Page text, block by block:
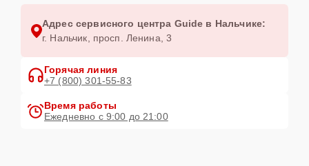
Адрес сервисного центра Guide в Нальчике:
г. Нальчик, просп. Ленина, 3
Горячая линия
+7 (800) 301-55-83
Время работы
Ежедневно с 9:00 до 21:00